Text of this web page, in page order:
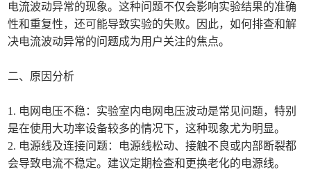
电流波动异常的现象。这种问题不仅会影响实验结果的准确
性和重复性，还可能导致实验的失败。因此，如何排查和解
决电流波动异常的问题成为用户关注的焦点。
二、原因分析
1. 电网电压不稳：实验室内电网电压波动是常见问题，特别
是在使用大功率设备较多的情况下，这种现象尤为明显。
2. 电源线及连接问题：电源线松动、接触不良或内部断裂都
会导致电流不稳定。建议定期检查和更换老化的电源线。